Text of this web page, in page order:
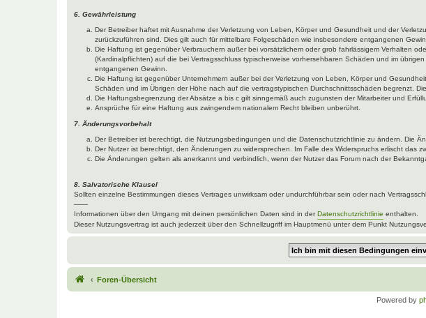
6. Gewährleistung
Der Betreiber haftet mit Ausnahme der Verletzung von Leben, Körper und Gesundheit und der
zurückzuführen sind. Dies gilt auch für mittelbare Folgeschäden wie insbesondere entgangenen
Die Haftung ist gegenüber Verbrauchern außer bei vorsätzlichem oder grob fahrlässigem Verhalten
(Kardinalpflichten) auf die bei Vertragsschluss typischerweise vorhersehbaren Schäden und im
entgangenen Gewinn.
Die Haftung ist gegenüber Unternehmern außer bei der Verletzung von Leben, Körper und
Schäden und im Übrigen der Höhe nach auf die vertragstypischen Durchschnittsschäden begrenzt.
Die Haftungsbegrenzung der Absätze a bis c gilt sinngemäß auch zugunsten der Mitarbeiter und
Ansprüche für eine Haftung aus zwingendem nationalem Recht bleiben unberührt.
7. Änderungsvorbehalt
Der Betreiber ist berechtigt, die Nutzungsbedingungen und die Datenschutzrichtlinie zu ändern. Die
Der Nutzer ist berechtigt, den Änderungen zu widersprechen. Im Falle des Widerspruchs erlischt das
Die Änderungen gelten als anerkannt und verbindlich, wenn der Nutzer das Forum nach der
8. Salvatorische Klausel
Sollten einzelne Bestimmungen dieses Vertrages unwirksam oder undurchführbar sein oder nach
——
Informationen über den Umgang mit deinen persönlichen Daten sind in derDatenschutzrichtlinie enthalten.
Dieser Nutzungsvertrag ist auch jederzeit über den Schnellzugriff im Hauptmenü unter dem Punkt
Foren-Übersicht
Powered by